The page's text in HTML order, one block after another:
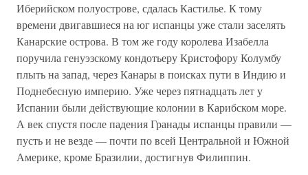
Иберийском полуострове, сдалась Кастилье. К тому
времени двигавшиеся на юг испанцы уже стали заселять
Канарские острова. В том же году королева Изабелла
поручила генуэзскому кондотьеру Кристофору Колумбу
плыть на запад, через Канары в поисках пути в Индию и
Поднебесную империю. Уже через пятнадцать лет у
Испании были действующие колонии в Карибском море.
А век спустя после падения Гранады испанцы правили —
пусть и не везде — почти по всей Центральной и Южной
Америке, кроме Бразилии, достигнув Филиппин.